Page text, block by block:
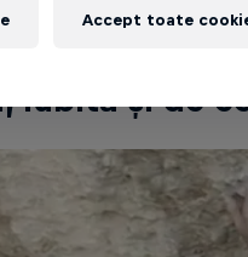
cele mai
iubită și de
Accept toate